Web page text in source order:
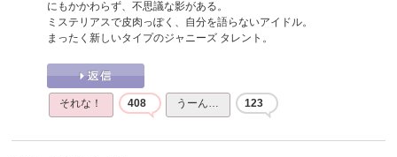
にもかかわらず、不思議な影がある。
ミステリアスで皮肉っぽく、自分を語らないアイドル。
まったく新しいタイプのジャニーズ タレント。
それな！ 408 うーん… 123